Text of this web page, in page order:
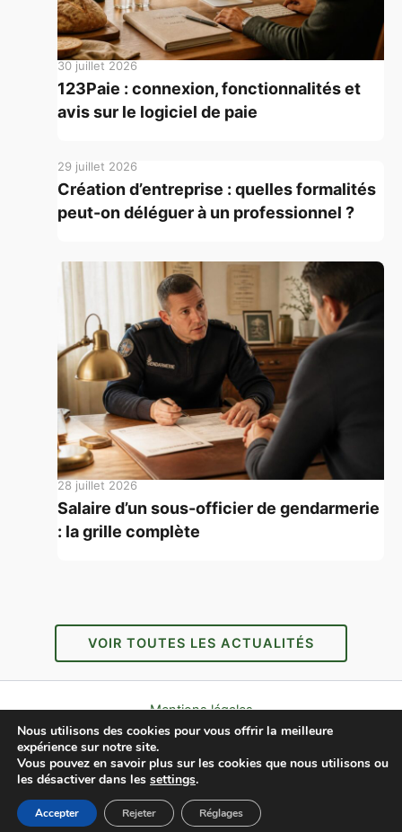
30 juillet 2026
123Paie : connexion, fonctionnalités et
avis sur le logiciel de paie
29 juillet 2026
Création d’entreprise : quelles formalités
peut-on déléguer à un professionnel ?
28 juillet 2026
Salaire d’un sous-officier de gendarmerie
: la grille complète
VOIR TOUTES LES ACTUALITÉS
Mentions légales
Politique de confidentialité
À propos
Copyright © 2026 L'AFFLEC
Nous utilisons des cookies pour vous offrir la meilleure
expérience sur notre site.
Vous pouvez en savoir plus sur les cookies que nous utilisons ou
les désactiver dans les settings.
Accepter Rejeter Réglages